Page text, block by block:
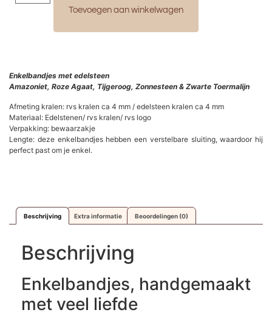
Toevoegen aan winkelwagen
Enkelbandjes met edelsteen
Amazoniet, Roze Agaat, Tijgeroog, Zonnesteen & Zwarte Toermalijn
Afmeting kralen: rvs kralen ca 4 mm / edelsteen kralen ca 4 mm
Materiaal: Edelstenen/ rvs kralen/ rvs logo
Verpakking: bewaarzakje
Lengte: deze enkelbandjes hebben een verstelbare sluiting, waardoor hij
perfect past om je enkel.
Beschrijving Extra informatie Beoordelingen (0)
Beschrijving
Enkelbandjes, handgemaakt
met veel liefde